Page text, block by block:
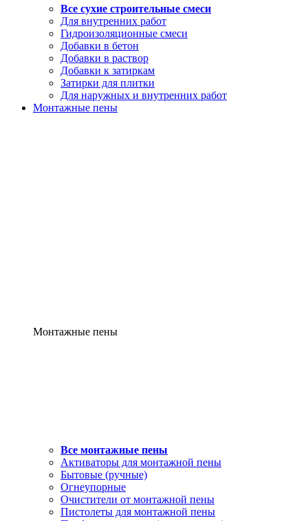
Все сухие строительные смеси
Для внутренних работ
Гидроизоляционные смеси
Добавки в бетон
Добавки в раствор
Добавки к затиркам
Затирки для плитки
Для наружных и внутренних работ
Монтажные пены
Монтажные пены
Все монтажные пены
Активаторы для монтажной пены
Бытовые (ручные)
Огнеупорные
Очистители от монтажной пены
Пистолеты для монтажной пены